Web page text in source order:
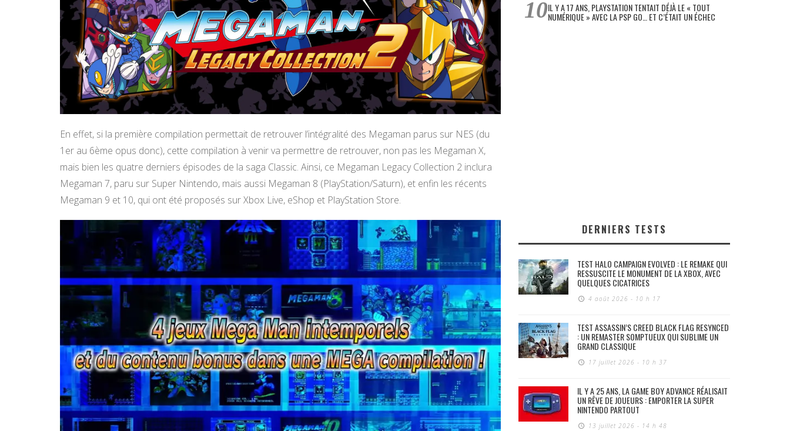
En effet, si la première compilation permettait de retrouver l’intégralité des Megaman parus sur NES (du
1er au 6ème opus donc), cette compilation à venir va permettre de retrouver, non pas les Megaman X,
mais bien les quatre derniers épisodes de la saga Classic. Ainsi, ce Megaman Legacy Collection 2 inclura
Megaman 7, paru sur Super Nintendo, mais aussi Megaman 8 (PlayStation/Saturn), et enfin les récents
Megaman 9 et 10, qui ont été proposés sur Xbox Live, eShop et PlayStation Store.
IL Y A 17 ANS, PLAYSTATION TENTAIT DÉJÀ LE « TOUT
NUMÉRIQUE » AVEC LA PSP GO… ET C’ÉTAIT UN ÉCHEC
DERNIERS TESTS
TEST HALO CAMPAIGN EVOLVED : LE REMAKE QUI
RESSUSCITE LE MONUMENT DE LA XBOX, AVEC
QUELQUES CICATRICES
4 août 2026 - 10 h 17
TEST ASSASSIN’S CREED BLACK FLAG RESYNCED
: UN REMASTER SOMPTUEUX QUI SUBLIME UN
GRAND CLASSIQUE
17 juillet 2026 - 10 h 37
IL Y A 25 ANS, LA GAME BOY ADVANCE RÉALISAIT
UN RÊVE DE JOUEURS : EMPORTER LA SUPER
NINTENDO PARTOUT
13 juillet 2026 - 14 h 48